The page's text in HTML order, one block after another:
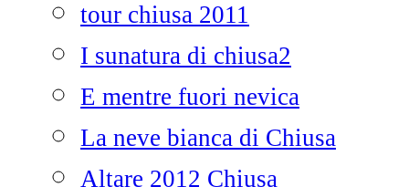
tour chiusa 2011
I sunatura di chiusa2
E mentre fuori nevica
La neve bianca di Chiusa
Altare 2012 Chiusa